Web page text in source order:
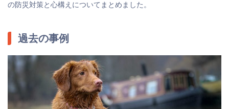
の防災対策と心構えについてまとめました。
過去の事例